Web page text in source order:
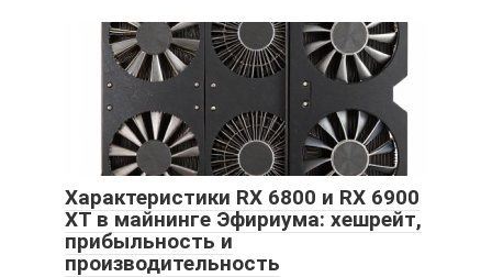
Характеристики RX 6800 и RX 6900
XT в майнинге Эфириума: хешрейт,
прибыльность и
производительность